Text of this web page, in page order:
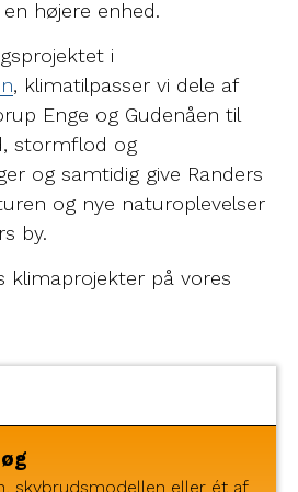
skybrudsmodellen eller ét af
højere enhed.
i
, klimatilpasser vi dele af
Enge og Gudenåen til
stormflod og
og samtidig give Randers
og nye naturoplevelser
by.
klimaprojekter på vores